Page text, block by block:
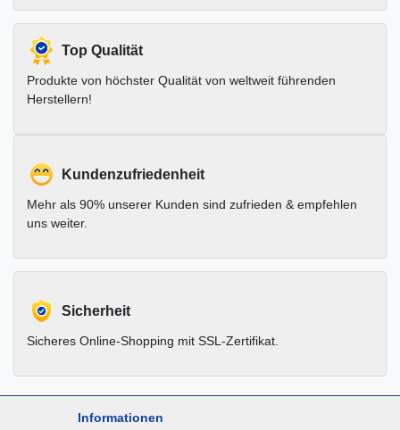
Top Qualität
Produkte von höchster Qualität von weltweit führenden
Herstellern!
Kundenzufriedenheit
Mehr als 90% unserer Kunden sind zufrieden & empfehlen
uns weiter.
Sicherheit
Sicheres Online-Shopping mit SSL-Zertifikat.
Informationen